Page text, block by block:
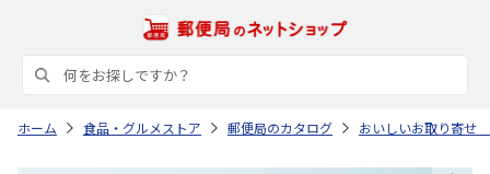
ホーム 食品・グルメストア 郵便局のカタログ おいしいお取り寄せ